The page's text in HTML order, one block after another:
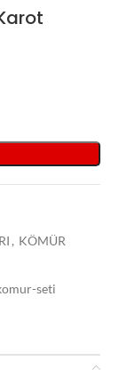
, KÖMÜR
seti